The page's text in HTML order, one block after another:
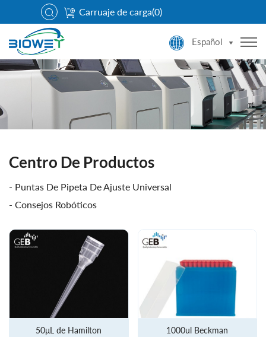
Carruaje de carga(0)
Español
Centro De Productos
Puntas De Pipeta De Ajuste Universal
Consejos Robóticos
50μL de Hamilton 1000ul Beckman